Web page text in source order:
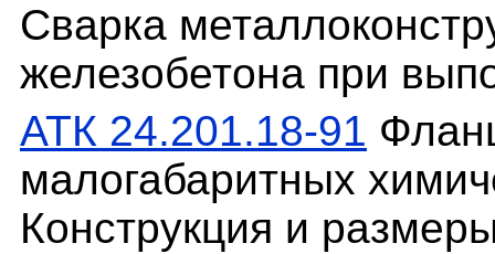
Сварка
железобетона при
АТК 24.201.18-91
малогабаритных
Конструкция и